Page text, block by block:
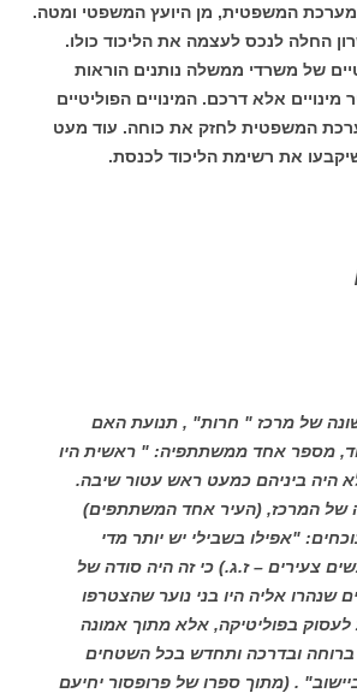
המשפטית, מן היועץ המשפטי ומטה.
החלה לנכס לעצמה את הליכוד כולו.
של משרדי ממשלה נותנים הוראות
אלא דרכם. המינויים הפוליטיים
המשפטית לחזק את כוחה. עוד מעט
שיקבעו את רשימת הליכוד לכנסת.
של מרכז " חרות" , תנועת האם
מספר אחד ממשתתפיה: " ראשית היו
היה ביניהם כמעט ראש עטור שיבה.
של המרכז, (העיר אחד המשתתפים)
"אפילו בשבילי יש יותר מדי
צעירים – ז.ג.) כי זה היה סודה של
שנהרו אליה היו בני נוער שהצטרפו
בפוליטיקה, אלא מתוך אמונה
ובדרכה ותחדש בכל השטחים
. (מתוך ספרו של פרופסור יחיעם